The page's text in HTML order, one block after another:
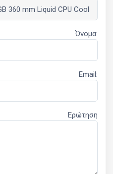
Όνομα:
Email:
Ερώτηση